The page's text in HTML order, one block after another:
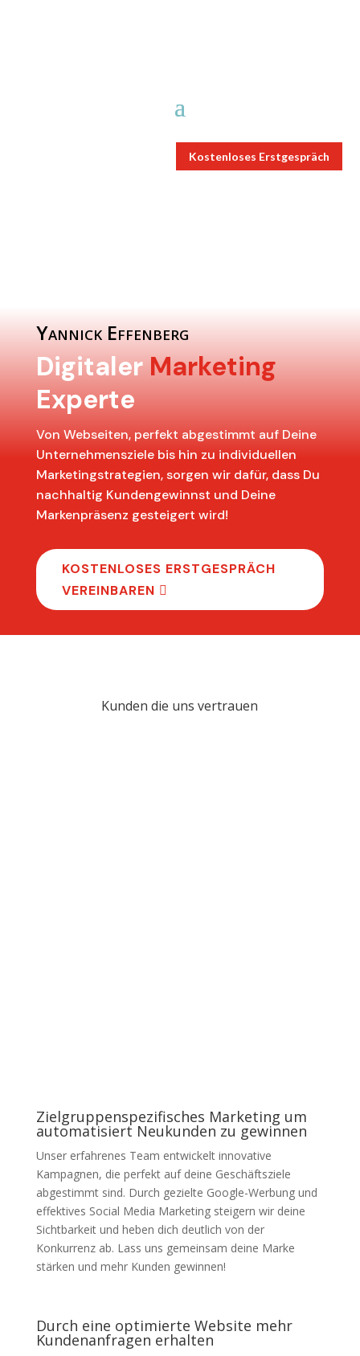
Kostenloses Erstgespräch
Yannick Effenberg
DigitalerMarketing
Experte
Von Webseiten, perfekt abgestimmt auf Deine
Unternehmensziele bis hin zu individuellen
Marketingstrategien, sorgen wir dafür, dass Du
nachhaltig Kundengewinnst und Deine
Markenpräsenz gesteigert wird!
KOSTENLOSES ERSTGESPRÄCH
VEREINBAREN
Kunden die uns vertrauen
Zielgruppenspezifisches Marketing um
automatisiert Neukunden zu gewinnen
Unser erfahrenes Team entwickelt innovative
Kampagnen, die perfekt auf deine Geschäftsziele
abgestimmt sind. Durch gezielte Google-Werbung und
effektives Social Media Marketing steigern wir deine
Sichtbarkeit und heben dich deutlich von der
Konkurrenz ab. Lass uns gemeinsam deine Marke
stärken und mehr Kunden gewinnen!
Durch eine optimierte Website mehr
Kundenanfragen erhalten